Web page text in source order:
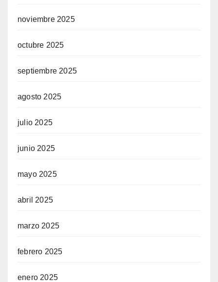
noviembre 2025
octubre 2025
septiembre 2025
agosto 2025
julio 2025
junio 2025
mayo 2025
abril 2025
marzo 2025
febrero 2025
enero 2025